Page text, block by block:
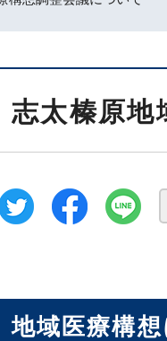
志太榛原地
地域医療構